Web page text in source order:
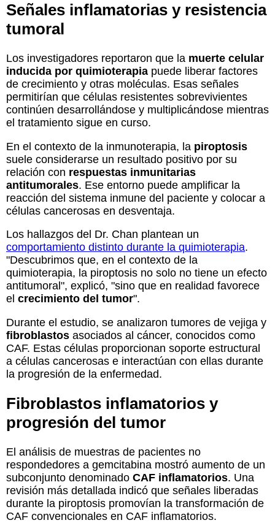
Señales inflamatorias y resistencia
tumoral
Los investigadores reportaron que la muerte celular
inducida por quimioterapia puede liberar factores
de crecimiento y otras moléculas. Esas señales
permitirían que células resistentes sobrevivientes
continúen desarrollándose y multiplicándose mientras
el tratamiento sigue en curso.
En el contexto de la inmunoterapia, la piroptosis
suele considerarse un resultado positivo por su
relación con respuestas inmunitarias
antitumorales. Ese entorno puede amplificar la
reacción del sistema inmune del paciente y colocar a
células cancerosas en desventaja.
Los hallazgos del Dr. Chan plantean un
comportamiento distinto durante la quimioterapia.
"Descubrimos que, en el contexto de la
quimioterapia, la piroptosis no solo no tiene un efecto
antitumoral", explicó, "sino que en realidad favorece
el crecimiento del tumor".
Durante el estudio, se analizaron tumores de vejiga y
fibroblastos asociados al cáncer, conocidos como
CAF. Estas células proporcionan soporte estructural
a células cancerosas e interactúan con ellas durante
la progresión de la enfermedad.
Fibroblastos inflamatorios y
progresión del tumor
El análisis de muestras de pacientes no
respondedores a gemcitabina mostró aumento de un
subconjunto denominado CAF inflamatorios. Una
revisión más detallada indicó que señales liberadas
durante la piroptosis promovían la transformación de
CAF convencionales en CAF inflamatorios.